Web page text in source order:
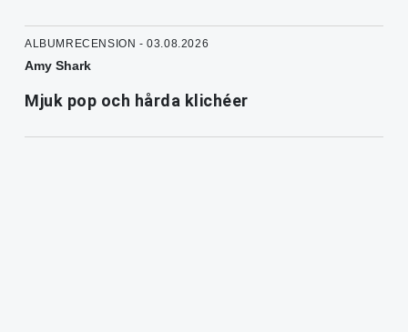
ALBUMRECENSION - 03.08.2026
Amy Shark
Mjuk pop och hårda klichéer